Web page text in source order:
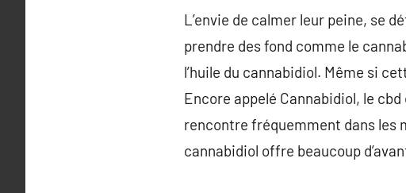
L’envie de calmer leur peine, se
prendre des fond comme le
l’huile du cannabidiol. Même si
Encore appelé Cannabidiol, le
rencontre fréquemment dans les
cannabidiol offre beaucoup